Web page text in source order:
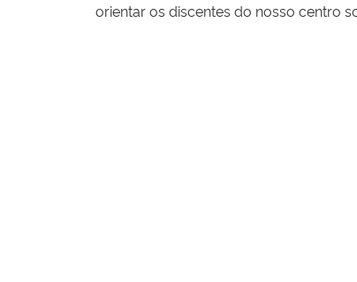
orientar os discentes do nosso centro